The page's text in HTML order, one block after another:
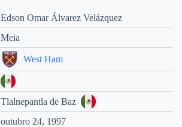
Edson Omar Álvarez Velázquez
Meia
West Ham
Tlalnepantla de Baz
outubro 24, 1997